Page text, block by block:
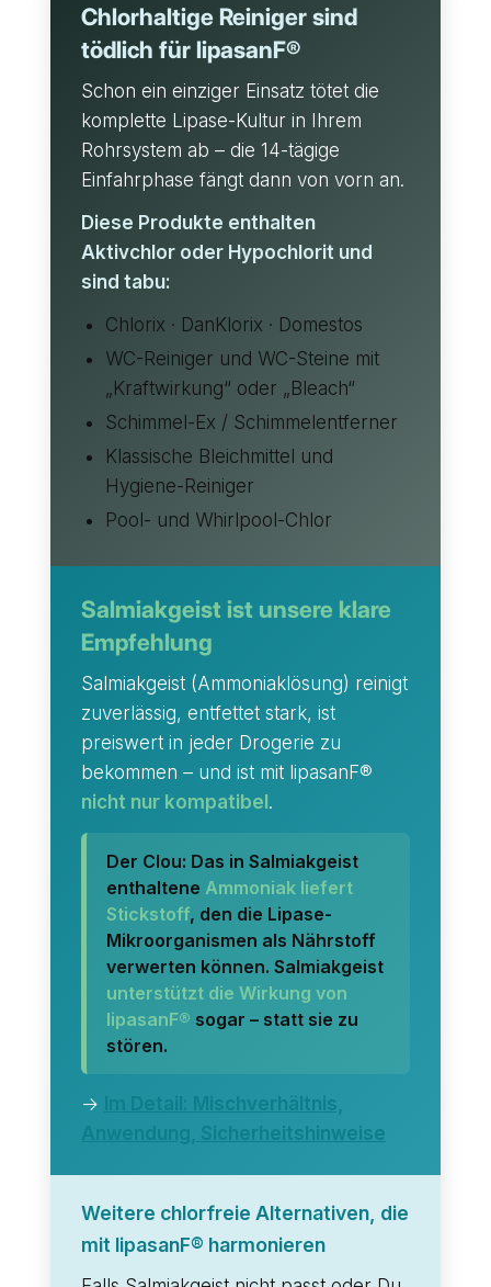
Chlorhaltige Reiniger sind
tödlich für lipasanF®
Schon ein einziger Einsatz tötet die
komplette Lipase-Kultur in Ihrem
Rohrsystem ab – die 14-tägige
Einfahrphase fängt dann von vorn an.
Diese Produkte enthalten
Aktivchlor oder Hypochlorit und
sind tabu:
Chlorix · DanKlorix · Domestos
WC-Reiniger und WC-Steine mit
„Kraftwirkung“ oder „Bleach“
Schimmel-Ex / Schimmelentferner
Klassische Bleichmittel und
Hygiene-Reiniger
Pool- und Whirlpool-Chlor
Salmiakgeist ist unsere klare
Empfehlung
Salmiakgeist (Ammoniaklösung) reinigt
zuverlässig, entfettet stark, ist
preiswert in jeder Drogerie zu
bekommen – und ist mit lipasanF®
nicht nur kompatibel.
Der Clou: Das in Salmiakgeist
enthaltene Ammoniak liefert
Stickstoff, den die Lipase-
Mikroorganismen als Nährstoff
verwerten können. Salmiakgeist
unterstützt die Wirkung von
lipasanF® sogar – statt sie zu
stören.
→
Im Detail: Mischverhältnis,
Anwendung, Sicherheitshinweise
Weitere chlorfreie Alternativen, die
mit lipasanF® harmonieren